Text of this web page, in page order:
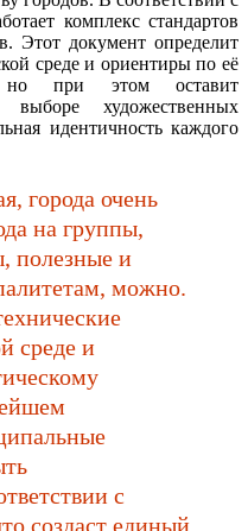
комплекс стандартов
Этот документ определит
среде и ориентиры по её
но при этом оставит
художественных
идентичность каждого
города очень
на группы,
полезные и
можно.
среде и
с
создаст единый